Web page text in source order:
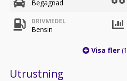
Begagnad
DRIVMEDEL
Bensin
Visa fler
Utrustning